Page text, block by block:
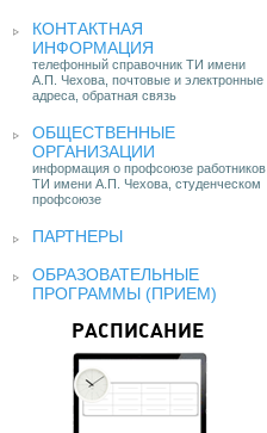
КОНТАКТНАЯ
ИНФОРМАЦИЯ
телефонный справочник ТИ имени
А.П. Чехова, почтовые и электронные
адреса, обратная связь
ОБЩЕСТВЕННЫЕ
ОРГАНИЗАЦИИ
информация о профсоюзе работников
ТИ имени А.П. Чехова, студенческом
профсоюзе
ПАРТНЕРЫ
ОБРАЗОВАТЕЛЬНЫЕ
ПРОГРАММЫ (ПРИЕМ)
РАСПИСАНИЕ